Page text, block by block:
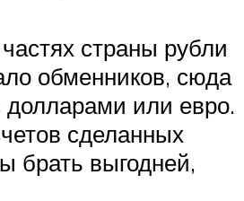
страны рубли
обменников, сюда
долларами или евро.
сделанных
брать выгодней,